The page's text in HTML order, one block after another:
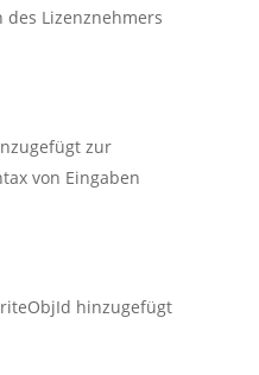
Lizenznehmers
zur
von Eingaben
hinzugefügt